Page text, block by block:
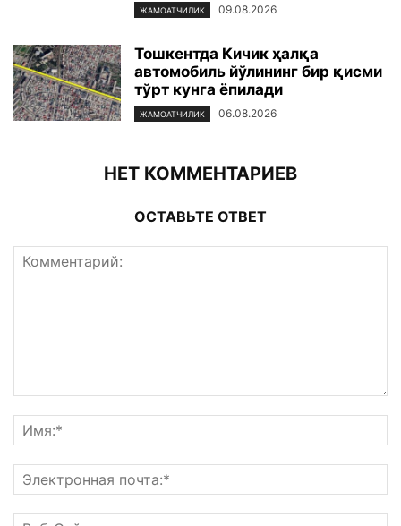
ЖАМОАТЧИЛИК 09.08.2026
Тошкентда Кичик ҳалқа
автомобиль йўлининг бир қисми
тўрт кунга ёпилади
ЖАМОАТЧИЛИК 06.08.2026
НЕТ КОММЕНТАРИЕВ
ОСТАВЬТЕ ОТВЕТ